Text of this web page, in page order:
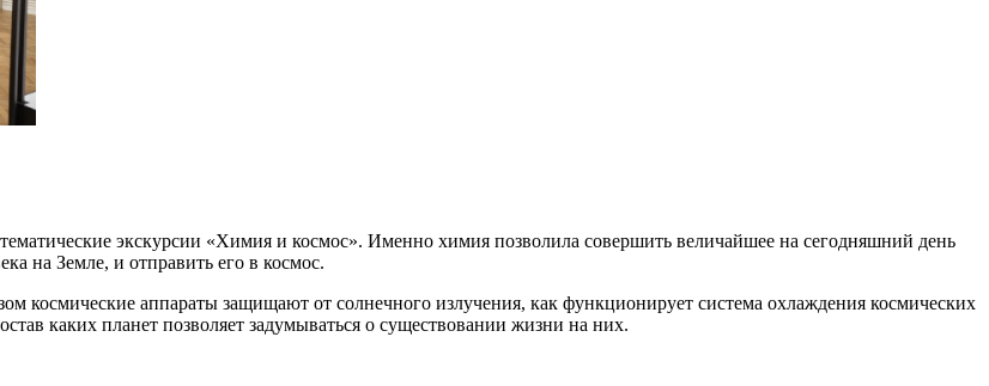
экскурсии «Химия и космос». Именно химия позволила совершить величайшее на сегодняшний день
на Земле, и отправить его в космос.
космические аппараты защищают от солнечного излучения, как функционирует система охлаждения космических
каких планет позволяет задумываться о существовании жизни на них.